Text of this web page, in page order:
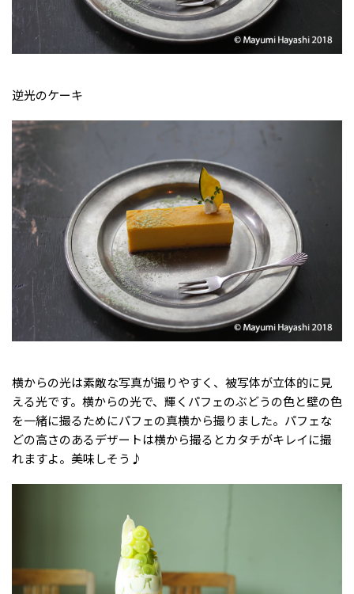
逆光のケーキ
横からの光は素敵な写真が撮りやすく、被写体が立体的に見
える光です。横からの光で、輝くパフェのぶどうの色と壁の色
を一緒に撮るためにパフェの真横から撮りました。パフェな
どの高さのあるデザートは横から撮るとカタチがキレイに撮
れますよ。美味しそう♪